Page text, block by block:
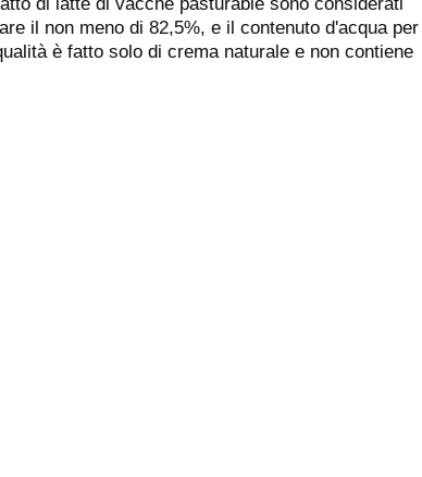
il non meno di 82,5%, e il contenuto d'acqua per
è fatto solo di crema naturale e non contiene